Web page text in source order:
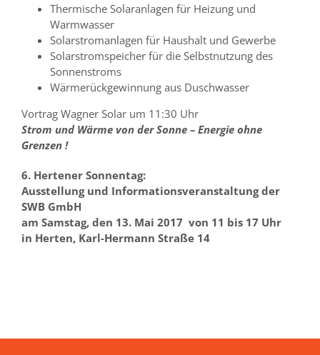
Thermische Solaranlagen für Heizung und
Warmwasser
Solarstromanlagen für Haushalt und Gewerbe
Solarstromspeicher für die Selbstnutzung des
Sonnenstroms
Wärmerückgewinnung aus Duschwasser
Vortrag Wagner Solar um 11:30 Uhr
Strom und Wärme von der Sonne – Energie ohne
Grenzen !
6. Hertener Sonnentag:
Ausstellung und Informationsveranstaltung der
SWB GmbH
am Samstag, den 13. Mai 2017 von 11 bis 17 Uhr
in Herten, Karl-Hermann Straße 14